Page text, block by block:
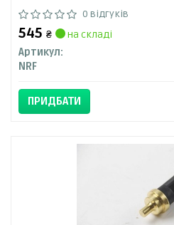
0 відгуків
545 ₴
на складі
Артикул:
NRF
ПРИДБАТИ